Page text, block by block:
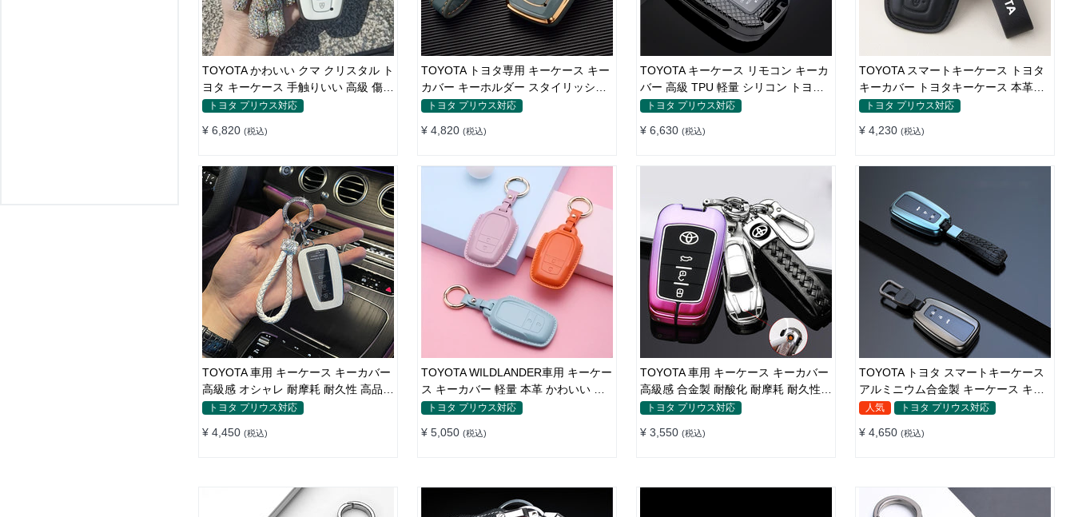
TOYOTA かわいい クマ クリスタル ト
ヨタ キーケース 手触りいい 高級 傷防
止トヨタ プリウス対応
¥ 6,820 (税込)
TOYOTA トヨタ専用 キーケース キー
カバー キーホルダー スタイリッシュ
オシャレ 汚れ防止 滑り止め 傷防止
トヨタ プリウス対応
¥ 4,820 (税込)
TOYOTA キーケース リモコン キーカ
バー 高級 TPU 軽量 シリコン トヨタ
キーホルダー
トヨタ プリウス対応
¥ 6,630 (税込)
TOYOTA スマートキーケース トヨタ
キーカバー トヨタキーケース 本革レ
ザートヨタ プリウス対応
¥ 4,230 (税込)
TOYOTA 車用 キーケース キーカバー
高級感 オシャレ 耐摩耗 耐久性 高品質
レザー 傷 汚れ防止 軽量 防水 鍵を保
トヨタ プリウス対応
¥ 4,450 (税込)
TOYOTA WILDLANDER車用 キーケー
ス キーカバー 軽量 本革 かわいい 耐
摩耗 耐久性
トヨタ プリウス対応
¥ 5,050 (税込)
TOYOTA 車用 キーケース キーカバー
高級感 合金製 耐酸化 耐摩耗 耐久性
グラデーション カラー 軽量 防水 鍵を
トヨタ プリウス対応
¥ 3,550 (税込)
TOYOTA トヨタ スマートキーケース
アルミニウム合金製 キーケース キー
カバー キーホルダー 汚れ、傷防止
人気 トヨタ プリウス対応
¥ 4,650 (税込)